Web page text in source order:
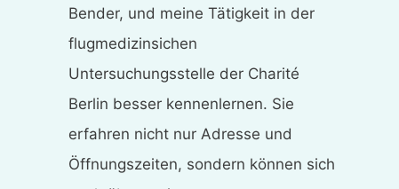
Bender, und meine Tätigkeit in der
flugmedizinsichen
Untersuchungsstelle der Charité
Berlin besser kennenlernen. Sie
erfahren nicht nur Adresse und
Öffnungszeiten, sondern können sich